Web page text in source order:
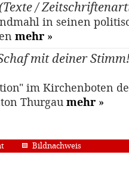
/
in seinen
mehr »
mit deiner
im Kirchenboten
Thurgau mehr »
Bildnachweis